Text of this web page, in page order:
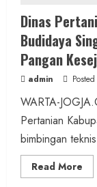
Dinas
Budidaya
Pangan
admin
WARTA-
Pertanian
bimbingan
Read More